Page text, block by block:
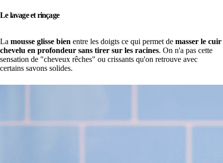
Le lavage et rinçage
La mousse glisse bien entre les doigts ce qui permet de masser le cuir
chevelu en profondeur sans tirer sur les racines. On n'a pas cette
sensation de "cheveux rêches" ou crissants qu'on retrouve avec
certains savons solides.